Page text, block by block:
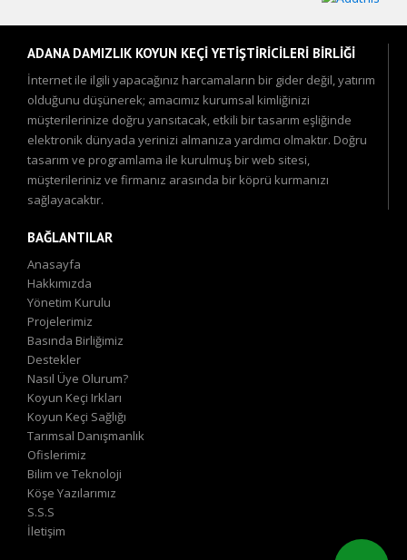
ADANA DAMIZLIK KOYUN KEÇİ YETİŞTİRİCİLERİ BİRLİĞİ
İnternet ile ilgili yapacağınız harcamaların bir gider değil, yatırım
olduğunu düşünerek; amacımız kurumsal kimliğinizi
müşterilerinize doğru yansıtacak, etkili bir tasarım eşliğinde
elektronik dünyada yerinizi almanıza yardımcı olmaktır. Doğru
tasarım ve programlama ile kurulmuş bir web sitesi,
müşterileriniz ve firmanız arasında bir köprü kurmanızı
sağlayacaktır.
BAĞLANTILAR
Anasayfa
Hakkımızda
Yönetim Kurulu
Projelerimiz
Basında Birliğimiz
Destekler
Nasıl Üye Olurum?
Koyun Keçi Irkları
Koyun Keçi Sağlığı
Tarımsal Danışmanlık
Ofislerimiz
Bilim ve Teknoloji
Köşe Yazılarımız
S.S.S
İletişim